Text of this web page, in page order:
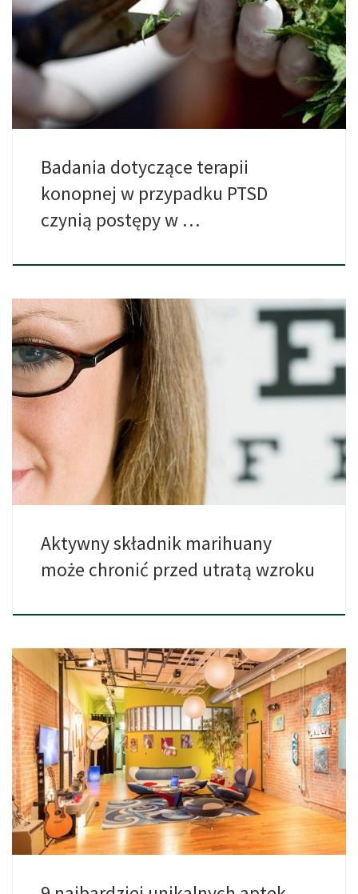
Mimo, że prowadzenie badań klinicznych z marihuaną w głównej
Badania dotyczące terapii
konopnej w przypadku PTSD
czynią postępy w …
Nowe odkrycia sugerują, że składnik chemiczny znajdujący się w
marihuanie […]
Aktywny składnik marihuany
może chronić przed utratą wzroku
Z tak wieloma aptekami otwierającymi drzwi dla społeczności
(ukłony w […]